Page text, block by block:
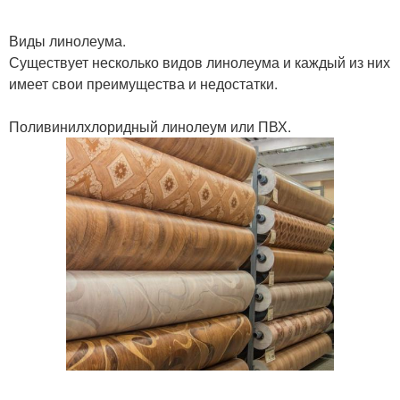
Виды линолеума.
Существует несколько видов линолеума и каждый из них
имеет свои преимущества и недостатки.
Поливинилхлоридный линолеум или ПВХ.